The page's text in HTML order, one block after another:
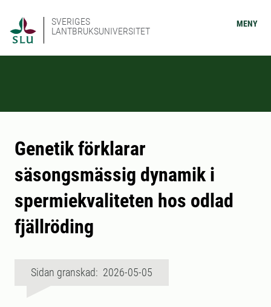
SVERIGES
LANTBRUKSUNIVERSITET
MENY
Genetik förklarar
säsongsmässig dynamik i
spermiekvaliteten hos odlad
fjällröding
Sidan granskad: 2026-05-05